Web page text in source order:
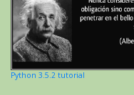
Python 3.5.2 tutorial